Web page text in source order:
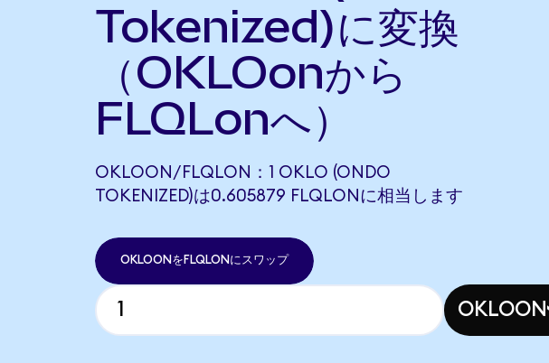
Tokenized)に変換
（OKLOonから
FLQLonへ）
OKLOON/FLQLON：1 OKLO (ONDO
TOKENIZED)は0.605879 FLQLONに相当します
OKLOONをFLQLONにスワップ
OKLOON